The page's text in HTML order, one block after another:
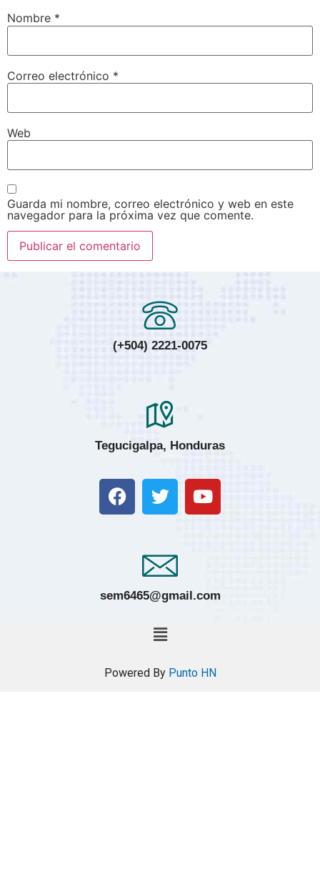
Nombre *
Correo electrónico *
Web
Guarda mi nombre, correo electrónico y web en este
navegador para la próxima vez que comente.
(+504) 2221-0075
Tegucigalpa, Honduras
sem6465@gmail.com
Powered By Punto HN